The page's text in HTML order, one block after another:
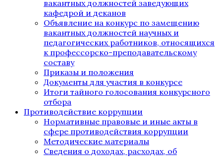
вакантных должностей заведующих
кафедрой и деканов
Объявление на конкурс по замещению
вакантных должностей научных и
педагогических работников, относящихся
к профессорско-преподавательскому
составу
Приказы и положения
Документы для участия в конкурсе
Итоги тайного голосования конкурсного
отбора
Противодействие коррупции
Нормативные правовые и иные акты в
сфере противодействия коррупции
Методические материалы
Сведения о доходах, расходах, об